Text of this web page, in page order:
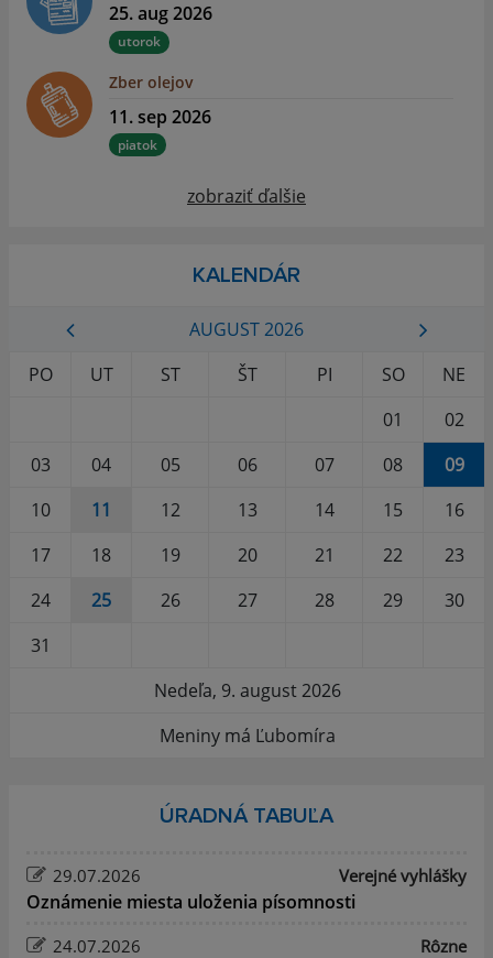
25. aug 2026
utorok
Zber olejov
11. sep 2026
piatok
zobraziť ďalšie
KALENDÁR
AUGUST 2026
PO
UT ST ŠT PI SO
NE
01
02
03
04 05 06 07 08
09
10
11 12 13 14 15
16
17
18 19 20 21 22
23
24
25 26 27 28 29
30
31
Nedeľa, 9. august 2026
Meniny má Ľubomíra
ÚRADNÁ TABUĽA
29.07.2026 Verejné vyhlášky
Oznámenie miesta uloženia písomnosti
24.07.2026 Rôzne